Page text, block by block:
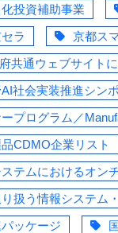
投資補助事業
ラ
京都ス
共通ウェブサイト
社会実装推進シン
プログラム／
CDMO企業リスト
テムにおけるオン
扱う情報システム
ッケージ